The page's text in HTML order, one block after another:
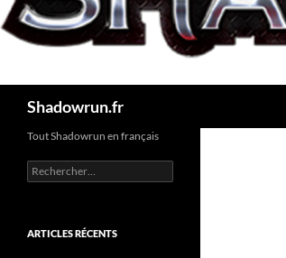
Shadowrun.fr
Tout Shadowrun en français
Rechercher :
ARTICLES RÉCENTS